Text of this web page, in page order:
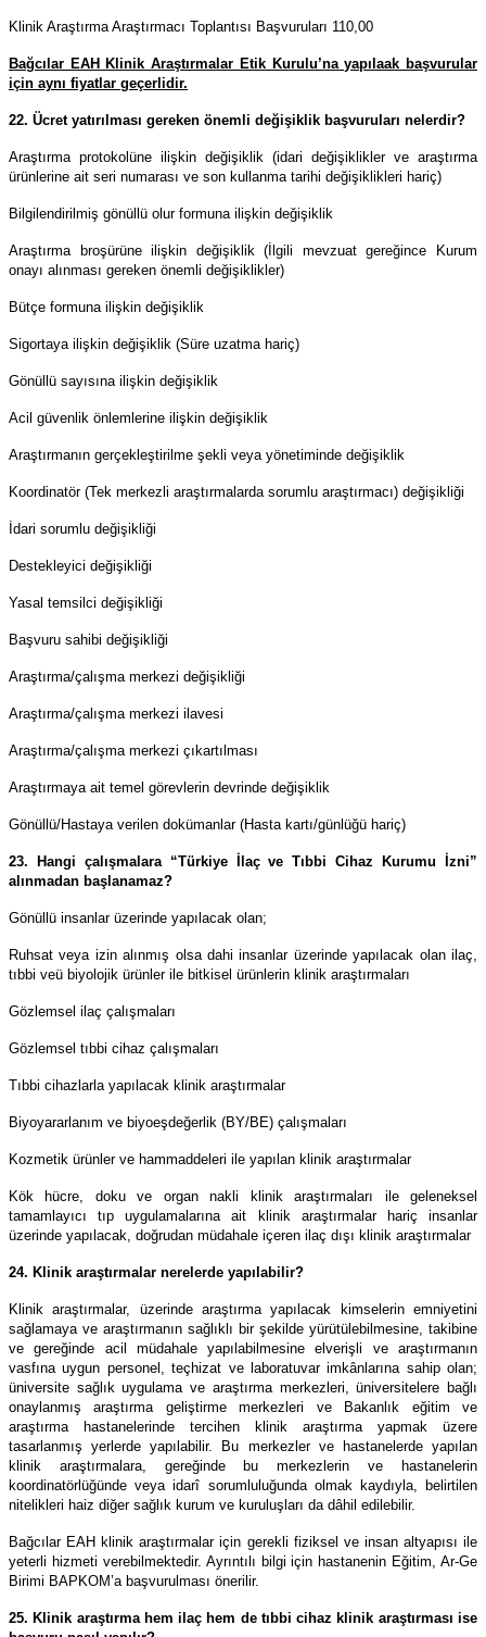
Klinik Araştırma Araştırmacı Toplantısı Başvuruları 110,00
Bağcılar EAH Klinik Araştırmalar Etik Kurulu’na yapılaak başvurular
için aynı fiyatlar geçerlidir.
22. Ücret yatırılması gereken önemli değişiklik başvuruları nelerdir?
Araştırma protokolüne ilişkin değişiklik (idari değişiklikler ve araştırma
ürünlerine ait seri numarası ve son kullanma tarihi değişiklikleri hariç)
Bilgilendirilmiş gönüllü olur formuna ilişkin değişiklik
Araştırma broşürüne ilişkin değişiklik (İlgili mevzuat gereğince Kurum
onayı alınması gereken önemli değişiklikler)
Bütçe formuna ilişkin değişiklik
Sigortaya ilişkin değişiklik (Süre uzatma hariç)
Gönüllü sayısına ilişkin değişiklik
Acil güvenlik önlemlerine ilişkin değişiklik
Araştırmanın gerçekleştirilme şekli veya yönetiminde değişiklik
Koordinatör (Tek merkezli araştırmalarda sorumlu araştırmacı) değişikliği
İdari sorumlu değişikliği
Destekleyici değişikliği
Yasal temsilci değişikliği
Başvuru sahibi değişikliği
Araştırma/çalışma merkezi değişikliği
Araştırma/çalışma merkezi ilavesi
Araştırma/çalışma merkezi çıkartılması
Araştırmaya ait temel görevlerin devrinde değişiklik
Gönüllü/Hastaya verilen dokümanlar (Hasta kartı/günlüğü hariç)
23. Hangi çalışmalara “Türkiye İlaç ve Tıbbi Cihaz Kurumu İzni”
alınmadan başlanamaz?
Gönüllü insanlar üzerinde yapılacak olan;
Ruhsat veya izin alınmış olsa dahi insanlar üzerinde yapılacak olan ilaç,
tıbbi veü biyolojik ürünler ile bitkisel ürünlerin klinik araştırmaları
Gözlemsel ilaç çalışmaları
Gözlemsel tıbbi cihaz çalışmaları
Tıbbi cihazlarla yapılacak klinik araştırmalar
Biyoyararlanım ve biyoeşdeğerlik (BY/BE) çalışmaları
Kozmetik ürünler ve hammaddeleri ile yapılan klinik araştırmalar
Kök hücre, doku ve organ nakli klinik araştırmaları ile geleneksel
tamamlayıcı tıp uygulamalarına ait klinik araştırmalar hariç insanlar
üzerinde yapılacak, doğrudan müdahale içeren ilaç dışı klinik araştırmalar
24. Klinik araştırmalar nerelerde yapılabilir?
Klinik araştırmalar, üzerinde araştırma yapılacak kimselerin emniyetini
sağlamaya ve araştırmanın sağlıklı bir şekilde yürütülebilmesine, takibine
ve gereğinde acil müdahale yapılabilmesine elverişli ve araştırmanın
vasfına uygun personel, teçhizat ve laboratuvar imkânlarına sahip olan;
üniversite sağlık uygulama ve araştırma merkezleri, üniversitelere bağlı
onaylanmış araştırma geliştirme merkezleri ve Bakanlık eğitim ve
araştırma hastanelerinde tercihen klinik araştırma yapmak üzere
tasarlanmış yerlerde yapılabilir. Bu merkezler ve hastanelerde yapılan
klinik araştırmalara, gereğinde bu merkezlerin ve hastanelerin
koordinatörlüğünde veya idarî sorumluluğunda olmak kaydıyla, belirtilen
nitelikleri haiz diğer sağlık kurum ve kuruluşları da dâhil edilebilir.
Bağcılar EAH klinik araştırmalar için gerekli fiziksel ve insan altyapısı ile
yeterli hizmeti verebilmektedir. Ayrıntılı bilgi için hastanenin Eğitim, Ar-Ge
Birimi BAPKOM’a başvurulması önerilir.
25. Klinik araştırma hem ilaç hem de tıbbi cihaz klinik araştırması ise